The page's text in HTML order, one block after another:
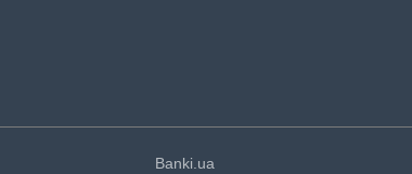
Banki.ua